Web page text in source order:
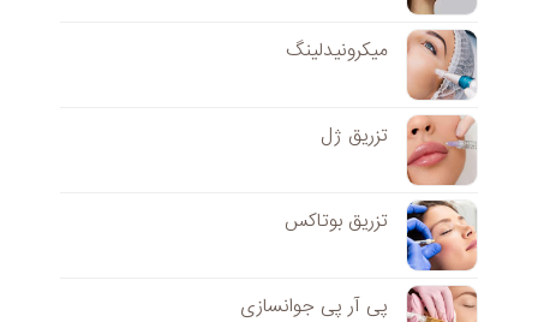
میکرونیدلینگ
تزریق ژل
تزریق بوتاکس
پی آر پی جوانسازی